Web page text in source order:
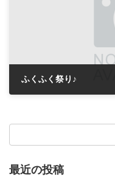
ふくふく祭り♪
最近の投稿